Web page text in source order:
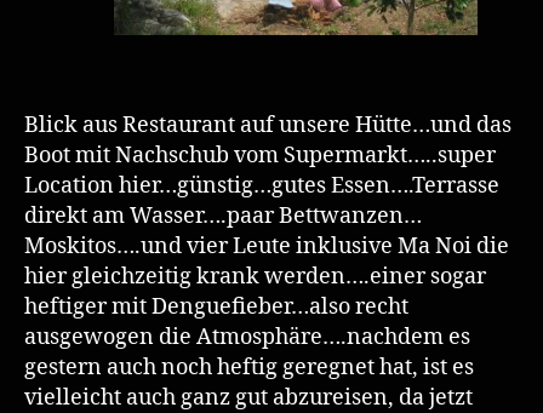
Blick aus Restaurant auf unsere Hütte…und das
Boot mit Nachschub vom Supermarkt…..super
Location hier…günstig…gutes Essen….Terrasse
direkt am Wasser….paar Bettwanzen…
Moskitos….und vier Leute inklusive Ma Noi die
hier gleichzeitig krank werden….einer sogar
heftiger mit Denguefieber…also recht
ausgewogen die Atmosphäre….nachdem es
gestern auch noch heftig geregnet hat, ist es
vielleicht auch ganz gut abzureisen, da jetzt